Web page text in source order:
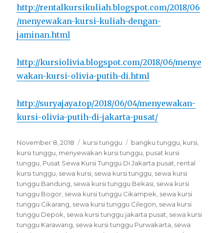
http://rentalkursikuliah.blogspot.com/2018/06
/menyewakan-kursi-kuliah-dengan-
jaminan.html
http://kursiolivia.blogspot.com/2018/06/menye
wakan-kursi-olivia-putih-di.html
http://suryajaya.top/2018/06/04/menyewakan-
kursi-olivia-putih-di-jakarta-pusat/
Posted
on
November 8, 2018 Categories
kursi tunggu Tags
bangku tunggu, kursi,
kursi tunggu, menyewakan kursi tunggu, pusat kursi
tunggu, Pusat Sewa Kursi Tunggu Di Jakarta pusat, rental
kursi tunggu, sewa kursi, sewa kursi tunggu, sewa kursi
tunggu Bandung, sewa kursi tunggu Bekasi, sewa kursi
tunggu Bogor, sewa kursi tunggu Cikampek, sewa kursi
tunggu Cikarang, sewa kursi tunggu Cilegon, sewa kursi
tunggu Depok, sewa kursi tunggu jakarta pusat, sewa kursi
tunggu Karawang, sewa kursi tunggu Purwakarta, sewa